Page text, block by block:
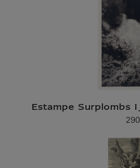
Estampe Surplombs
Prix